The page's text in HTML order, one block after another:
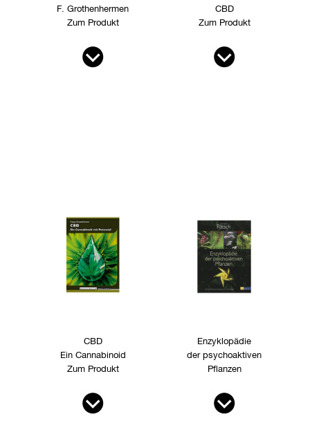
F. Grothenhermen
Zum Produkt
CBD
Zum Produkt
CBD
Ein Cannabinoid
Zum Produkt
Enzyklopädie
der psychoaktiven
Pflanzen